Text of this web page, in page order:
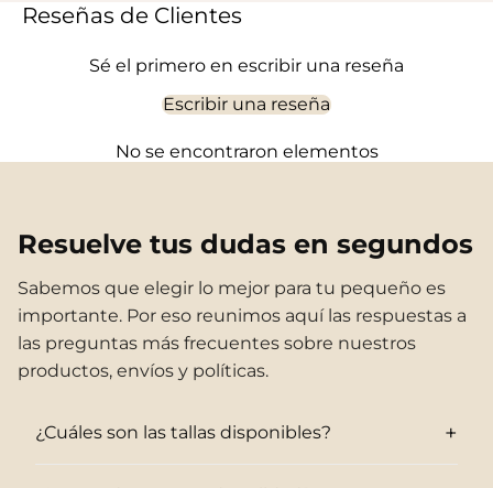
Reseñas de Clientes
Sé el primero en escribir una reseña
Escribir una reseña
No se encontraron elementos
Resuelve tus dudas en segundos
Sabemos que elegir lo mejor para tu pequeño es
importante. Por eso reunimos aquí las respuestas a
las preguntas más frecuentes sobre nuestros
productos, envíos y políticas.
¿Cuáles son las tallas disponibles? +